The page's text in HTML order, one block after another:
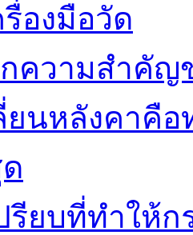
รื่องมือวัด
ความสำคัญ
ยนหลังคาคื
รียบที่ทำให้ก